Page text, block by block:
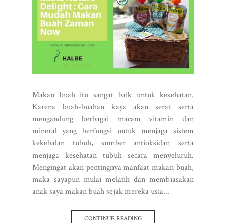
Makan buah itu sangat baik untuk kesehatan.
Karena buah-buahan kaya akan serat serta
mengandung berbagai macam vitamin dan
mineral yang berfungsi untuk menjaga sistem
kekebalan tubuh, sumber antioksidan serta
menjaga kesehatan tubuh secara menyeluruh.
Mengingat akan pentingnya manfaat makan buah,
maka sayapun mulai melatih dan membiasakan
anak saya makan buah sejak mereka usia...
CONTINUE READING